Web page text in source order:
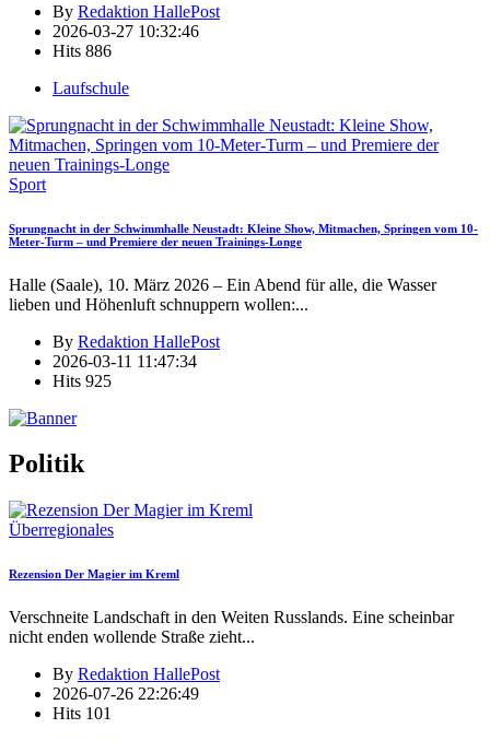
By Redaktion HallePost
2026-03-27 10:32:46
Hits 886
Laufschule
Sport
Sprungnacht in der Schwimmhalle Neustadt: Kleine Show, Mitmachen, Springen vom 10-
Meter-Turm – und Premiere der neuen Trainings-Longe
Halle (Saale), 10. März 2026 – Ein Abend für alle, die Wasser
lieben und Höhenluft schnuppern wollen:...
By Redaktion HallePost
2026-03-11 11:47:34
Hits 925
Politik
Überregionales
Rezension Der Magier im Kreml
Verschneite Landschaft in den Weiten Russlands. Eine scheinbar
nicht enden wollende Straße zieht...
By Redaktion HallePost
2026-07-26 22:26:49
Hits 101